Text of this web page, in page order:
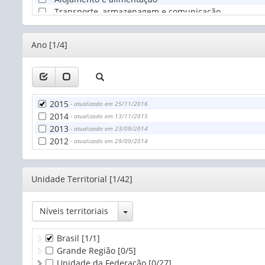
Transporte, armazenagem e comunicação
Administração pública
Educação, saúde e serviços sociais
Serviços domésticos
Outros serviços coletivos, sociais e pessoais
Outras atividades
Atividades mal definidas
Editor
Ano [1/4]
2015 - atualizado em 25/11/2016
2014 - atualizado em 13/11/2015
2013 - atualizado em 23/09/2014
2012 - atualizado em 29/09/2014
Editor
Unidade Territorial [1/42]
Níveis territoriais Toggle Dropdown
Brasil [1/1]
Grande Região [0/5]